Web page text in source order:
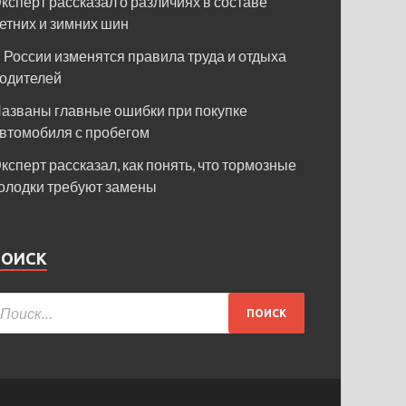
и зимних шин
России изменятся правила труда и отдыха
главные ошибки при покупке
с пробегом
рассказал, как понять, что тормозные
требуют замены